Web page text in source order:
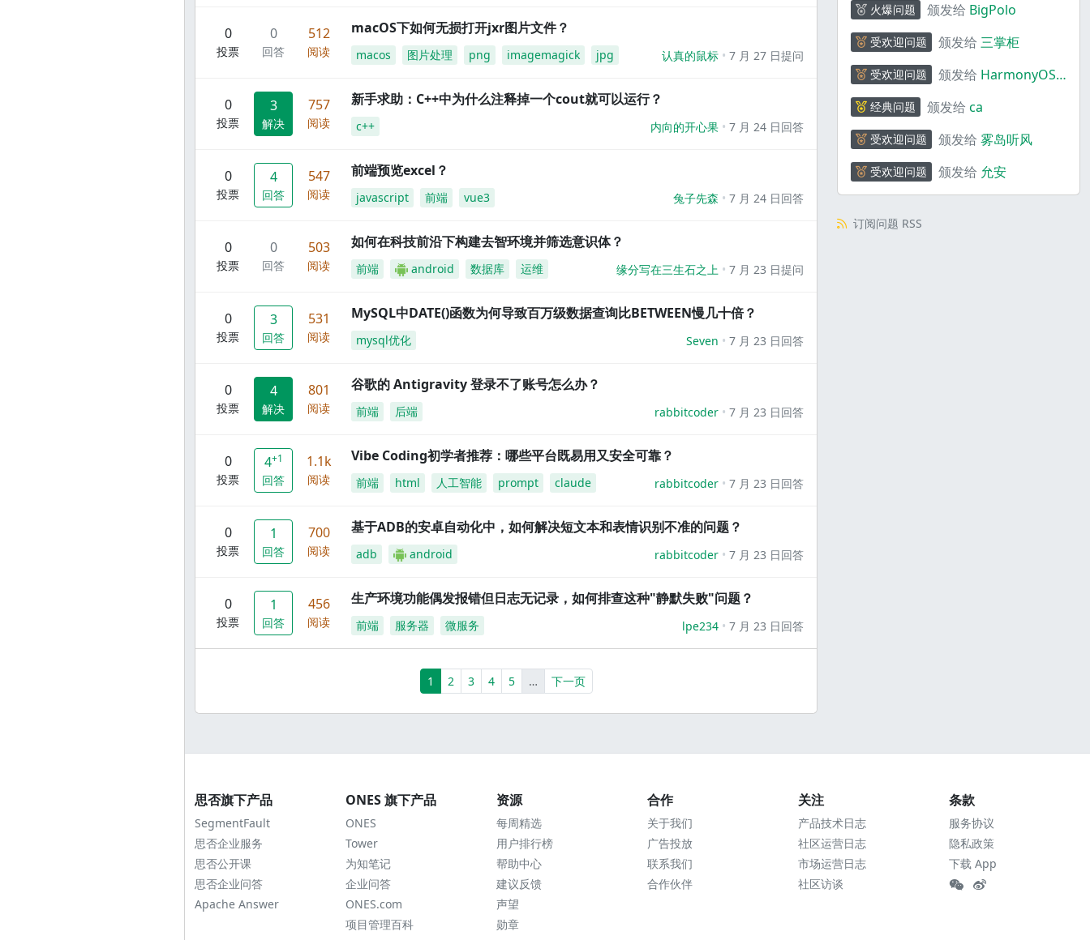
0
投票
0
回答
512
阅读
macOS下如何无损打开jxr图片文件？
macos 图片处理 png imagemagick jpg 认真的鼠标 7 月 27 日提问
0
投票
3
解决
757
阅读
新手求助：C++中为什么注释掉一个cout就可以运行？
c++ 内向的开心果 7 月 24 日回答
0
投票
4
回答
547
阅读
前端预览excel？
javascript 前端 vue3 兔子先森 7 月 24 日回答
0
投票
0
回答
503
阅读
如何在科技前沿下构建去智环境并筛选意识体？
前端 android 数据库 运维 缘分写在三生石之上 7 月 23 日提问
0
投票
3
回答
531
阅读
MySQL中DATE()函数为何导致百万级数据查询比BETWEEN慢几十倍？
mysql优化 Seven 7 月 23 日回答
0
投票
4
解决
801
阅读
谷歌的 Antigravity 登录不了账号怎么办？
前端 后端 rabbitcoder 7 月 23 日回答
0
投票
4+1
回答
1.1k
阅读
Vibe Coding初学者推荐：哪些平台既易用又安全可靠？
前端 html 人工智能 prompt claude rabbitcoder 7 月 23 日回答
0
投票
1
回答
700
阅读
基于ADB的安卓自动化中，如何解决短文本和表情识别不准的问题？
adb android rabbitcoder 7 月 23 日回答
0
投票
1
回答
456
阅读
生产环境功能偶发报错但日志无记录，如何排查这种"静默失败"问题？
前端 服务器 微服务 lpe234 7 月 23 日回答
1 (current)
2 3 4 5 …More下一页
火爆问题 颁发给 BigPolo
受欢迎问题 颁发给 三掌柜
受欢迎问题 颁发给 HarmonyOS
经典问题 颁发给 ca
受欢迎问题 颁发给 雾岛听风
受欢迎问题 颁发给 允安
订阅问题 RSS
思否旗下产品
SegmentFault
思否企业服务
思否公开课
思否企业问答
Apache Answer
ONES 旗下产品
ONES
Tower
为知笔记
企业问答
ONES.com
项目管理百科
资源
每周精选
用户排行榜
帮助中心
建议反馈
声望
勋章
合作
关于我们
广告投放
联系我们
合作伙伴
关注
产品技术日志
社区运营日志
市场运营日志
社区访谈
条款
服务协议
隐私政策
下载 App